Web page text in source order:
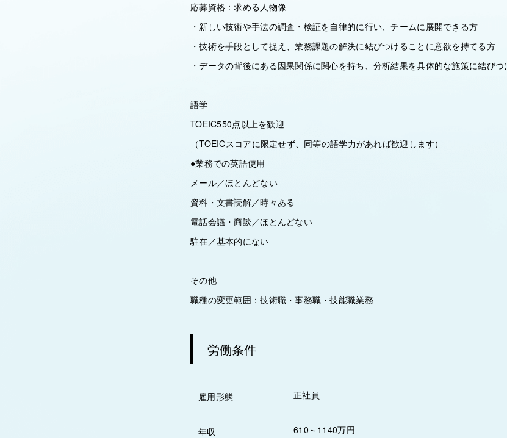
応募資格：求める人物像
・新しい技術や手法の調査・検証を自律的に行い、チームに展開できる方
・技術を手段として捉え、業務課題の解決に結びつけることに意欲を持てる方
・データの背後にある因果関係に関心を持ち、分析結果を具体的な施策に結び
語学
TOEIC550点以上を歓迎
（TOEICスコアに限定せず、同等の語学力があれば歓迎します）
●業務での英語使用
メール／ほとんどない
資料・文書読解／時々ある
電話会議・商談／ほとんどない
駐在／基本的にない
その他
職種の変更範囲：技術職・事務職・技能職業務
労働条件
雇用形態 正社員
年収 610～1140万円